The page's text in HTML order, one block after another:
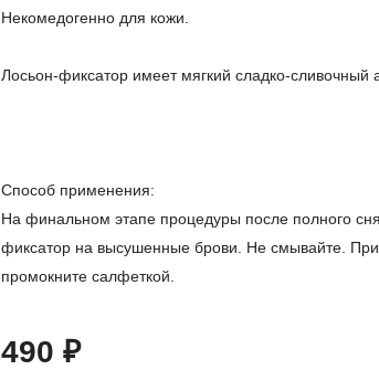
Некомедогенно для кожи.
Лосьон-фиксатор имеет мягкий сладко-сливочный
Способ применения:
На финальном этапе процедуры после полного
фиксатор на высушенные брови. Не смывайте. При
промокните салфеткой.
490 ₽